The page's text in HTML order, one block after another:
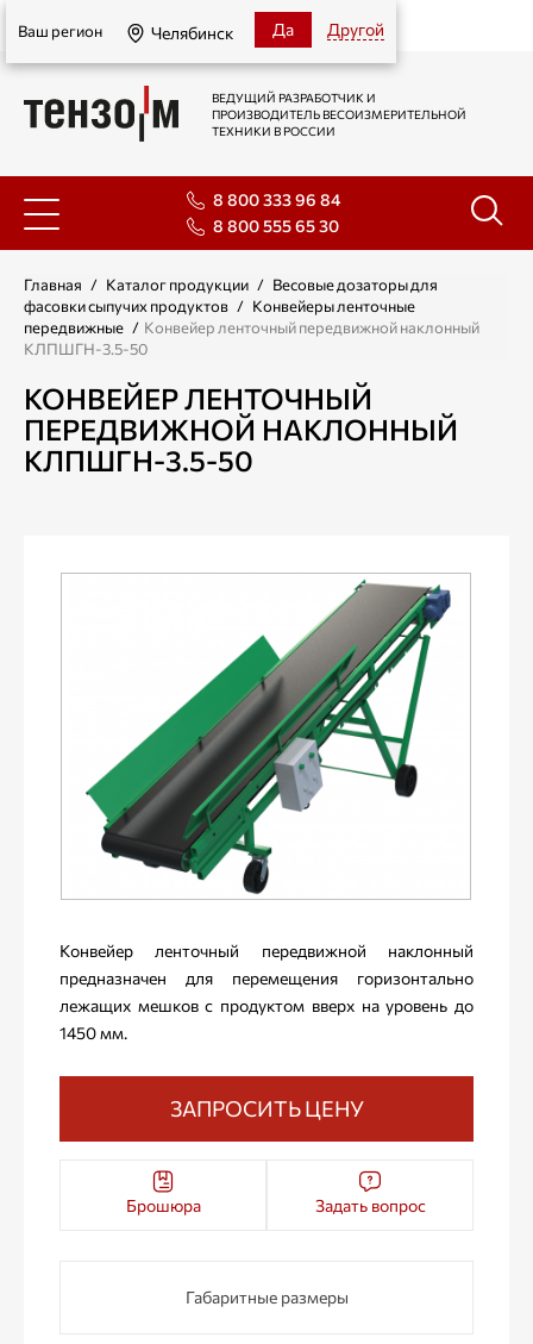
Челябинск
Ваш регион Челябинск Да Другой
ВЕДУЩИЙ РАЗРАБОТЧИК И
ПРОИЗВОДИТЕЛЬ ВЕСОИЗМЕРИТЕЛЬНОЙ
ТЕХНИКИ В РОССИИ
8 800 333 96 84
8 800 555 65 30
Главная / Каталог продукции / Весовые дозаторы для
фасовки сыпучих продуктов / Конвейеры ленточные
передвижные / Конвейер ленточный передвижной наклонный
КЛПШГН-3.5-50
КОНВЕЙЕР ЛЕНТОЧНЫЙ
ПЕРЕДВИЖНОЙ НАКЛОННЫЙ
КЛПШГН-3.5-50
Конвейер ленточный передвижной наклонный
предназначен для перемещения горизонтально
лежащих мешков с продуктом вверх на уровень до
1450 мм.
Брошюра Задать вопрос
ЗАПРОСИТЬ ЦЕНУ
Габаритные размеры